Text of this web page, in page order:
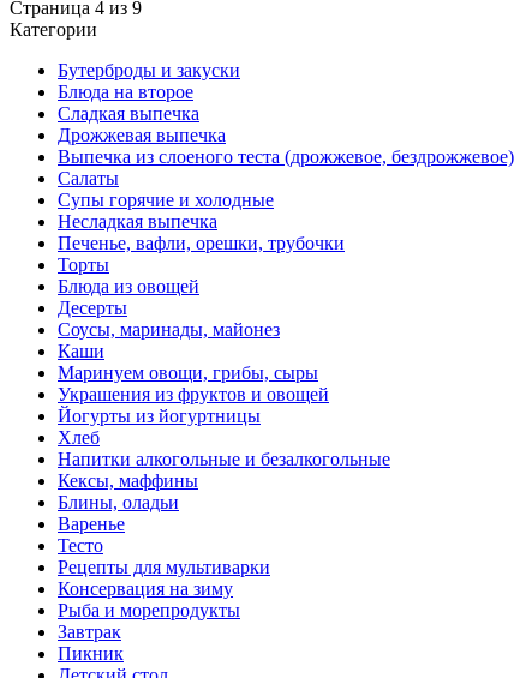
Страница 4 из 9
Категории
Бутерброды и закуски
Блюда на второе
Сладкая выпечка
Дрожжевая выпечка
Выпечка из слоеного теста (дрожжевое, бездрожжевое)
Салаты
Супы горячие и холодные
Несладкая выпечка
Печенье, вафли, орешки, трубочки
Торты
Блюда из овощей
Десерты
Соусы, маринады, майонез
Каши
Маринуем овощи, грибы, сыры
Украшения из фруктов и овощей
Йогурты из йогуртницы
Хлеб
Напитки алкогольные и безалкогольные
Кексы, маффины
Блины, оладьи
Варенье
Тесто
Рецепты для мультиварки
Консервация на зиму
Рыба и морепродукты
Завтрак
Пикник